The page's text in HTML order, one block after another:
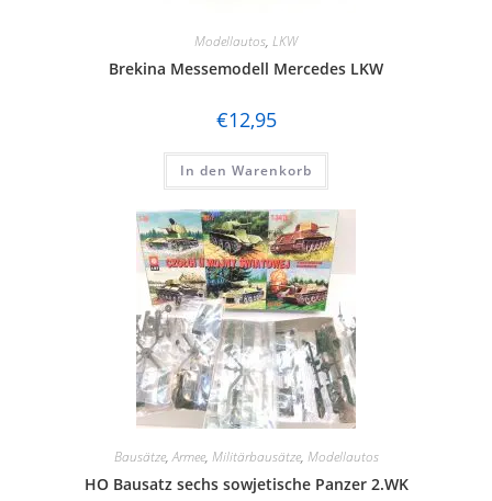
Modellautos, LKW
Brekina Messemodell Mercedes LKW
€12,95
In den Warenkorb
Bausätze,Armee, Militärbausätze, Modellautos
HO Bausatz sechs sowjetische Panzer 2.WK